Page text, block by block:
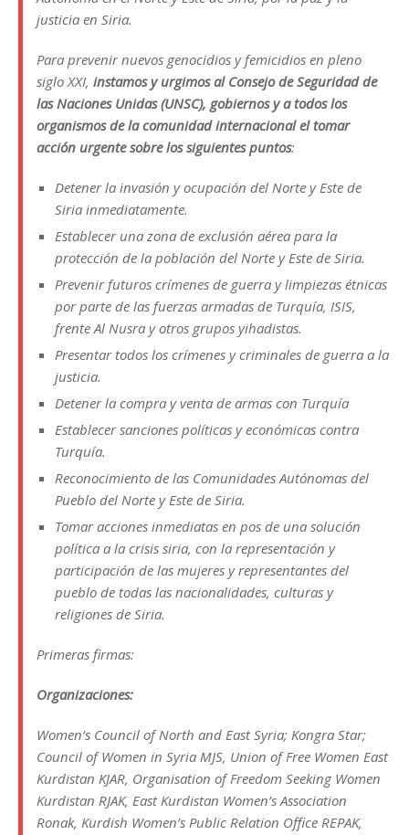
justicia en Siria.
Para prevenir nuevos genocidios y femicidios en pleno
siglo XXI, instamos y urgimos al Consejo de Seguridad de
las Naciones Unidas (UNSC), gobiernos y a todos los
organismos de la comunidad internacional el tomar
acción urgente sobre los siguientes puntos:
Detener la invasión y ocupación del Norte y Este de
Siria inmediatamente.
Establecer una zona de exclusión aérea para la
protección de la población del Norte y Este de Siria.
Prevenir futuros crímenes de guerra y limpiezas étnicas
por parte de las fuerzas armadas de Turquía, ISIS,
frente Al Nusra y otros grupos yihadistas.
Presentar todos los crímenes y criminales de guerra a la
justicia.
Detener la compra y venta de armas con Turquía
Establecer sanciones políticas y económicas contra
Turquía.
Reconocimiento de las Comunidades Autónomas del
Pueblo del Norte y Este de Siria.
Tomar acciones inmediatas en pos de una solución
política a la crisis siria, con la representación y
participación de las mujeres y representantes del
pueblo de todas las nacionalidades, culturas y
religiones de Siria.
Primeras firmas:
Organizaciones:
Women‘s Council of North and East Syria; Kongra Star;
Council of Women in Syria MJS, Union of Free Women East
Kurdistan KJAR, Organisation of Freedom Seeking Women
Kurdistan RJAK, East Kurdistan Women’s Association
Ronak, Kurdish Women’s Public Relation Office REPAK,